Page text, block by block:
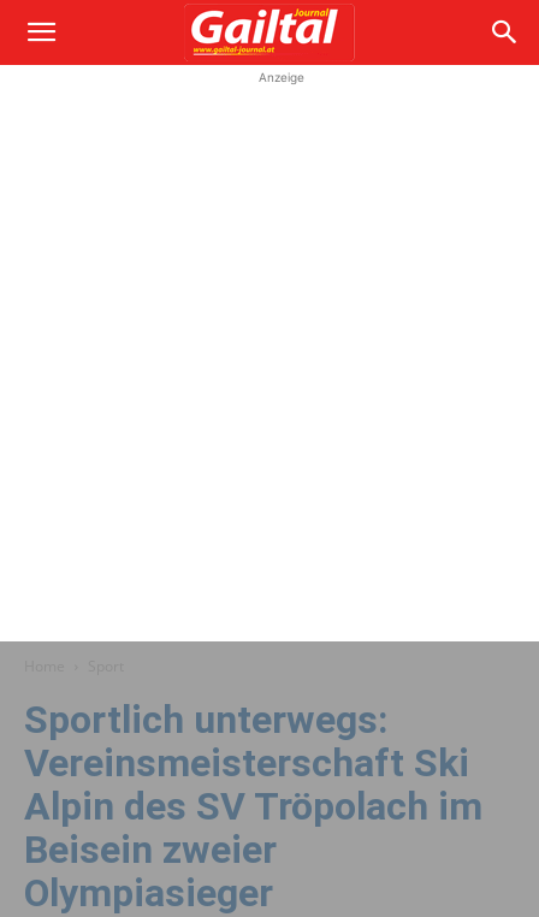
Anzeige
Sportlich unterwegs:
Vereinsmeisterschaft Ski
Alpin des SV Tröpolach im
Beisein zweier
Olympiasieger